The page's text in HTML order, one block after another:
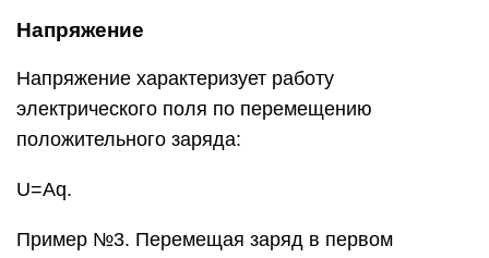
Напряжение
Напряжение характеризует работу
электрического поля по перемещению
положительного заряда:
U=Aq.
Пример №3. Перемещая заряд в первом